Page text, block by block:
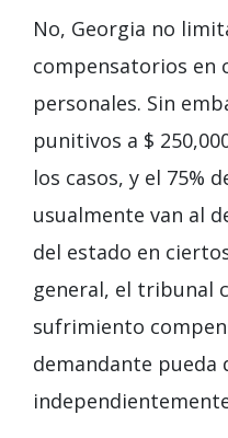
No, Georgia no
compensatorios en
personales. Sin
punitivos a $
los casos, y el 75%
usualmente van al
del estado en
general, el tribunal
sufrimiento
demandante pueda